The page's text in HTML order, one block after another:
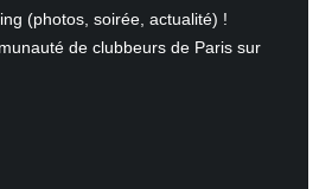
(photos, soirée, actualité) !
de clubbeurs de Paris sur